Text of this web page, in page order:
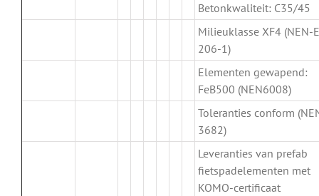
Betonkwaliteit: C35/45
Milieuklasse XF4 (NEN-
206-1)
Elementen gewapend:
FeB500 (NEN6008)
Toleranties conform
3682)
Leveranties van prefab
fietspadelementen met
KOMO-certificaat